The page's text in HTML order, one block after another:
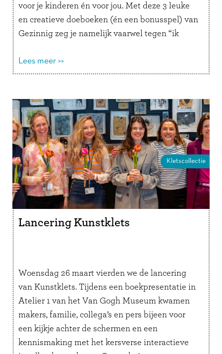
voor je kinderen én voor jou. Met deze 3 leuke
en creatieve doeboeken (én een bonusspel) van
Gezinnig zeg je namelijk vaarwel tegen “ik
Lees meer >>
Kletscollectie
Lancering Kunstklets
Woensdag 26 maart vierden we de lancering
van Kunstklets. Tijdens een boekpresentatie in
Atelier 1 van het Van Gogh Museum kwamen
makers, familie, collega’s en pers bijeen voor
een kijkje achter de schermen en een
kennismaking met het kersverse interactieve